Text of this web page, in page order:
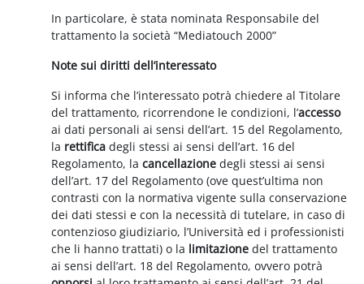
In particolare, è stata nominata Responsabile del
trattamento la società “Mediatouch 2000”
Note sui diritti dell’interessato
Si informa che l’interessato potrà chiedere al Titolare
del trattamento, ricorrendone le condizioni, l’accesso
ai dati personali ai sensi dell’art. 15 del Regolamento,
la rettificadegli stessi ai sensi dell’art. 16 del
Regolamento, lacancellazione degli stessi ai sensi
dell’art. 17 del Regolamento (ove quest’ultima non
contrasti con la normativa vigente sulla conservazione
dei dati stessi e con la necessità di tutelare, in caso di
contenzioso giudiziario, l’Università ed i professionisti
che li hanno trattati) o la limitazione del trattamento
ai sensi dell’art. 18 del Regolamento, ovvero potrà